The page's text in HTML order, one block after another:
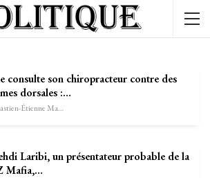
consulte son chiropracteur contre des
dorsales :…
Sébastien-Étienne Marechal
Laribi, un présentateur probable de la
Mafia,…